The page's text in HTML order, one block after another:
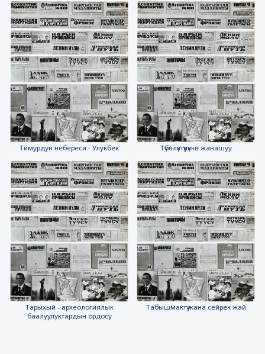
Тимурдун небереси - Улукбек Түбөлүктүүлүккө жанашуу
Тарыхый - археологиялык
баалуулуктардын ордосу
Табышмактүү жана сейрек жай